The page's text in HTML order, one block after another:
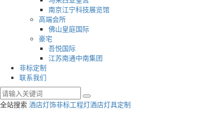
南京江宁科技展览馆
高端会所
佛山皇庭国际
豪宅
吾悦国际
江苏南通中南集团
非标定制
联系我们
全站搜索 酒店灯饰非标工程灯酒店灯具定制